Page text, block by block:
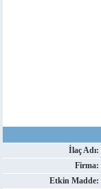
İlaç Adı:
Firma:
Etkin Madde: